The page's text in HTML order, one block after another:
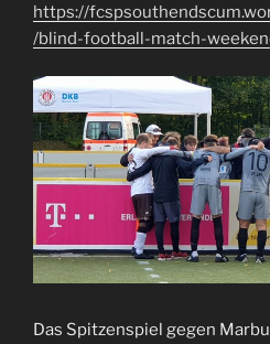
https://
/blind-football-match-
Das Spitzenspiel gegen